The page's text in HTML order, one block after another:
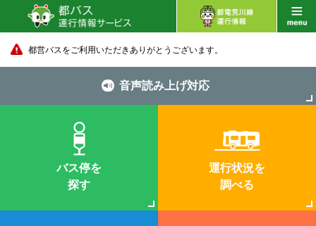
都営バスをご利用いただきありがとうございます。
音声読み上げ対応
バス停を
探す
運行状況を
調べる